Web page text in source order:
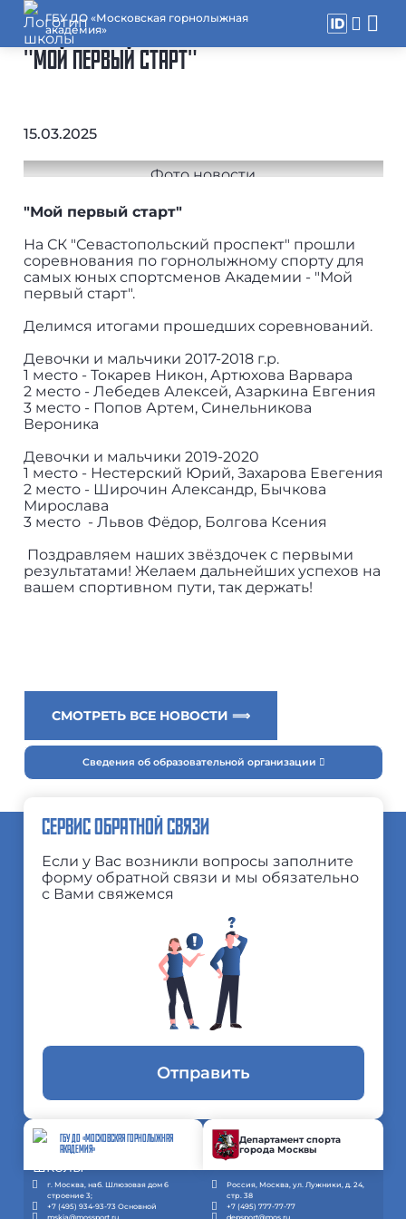
ГБУ ДО «Московская горнолыжная
академия»
"МОЙ ПЕРВЫЙ СТАРТ"
15.03.2025
"Мой первый старт"
На СК "Севастопольский проспект" прошли
соревнования по горнолыжному спорту для
самых юных спортсменов Академии - "Мой
первый старт".
Делимся итогами прошедших соревнований.
Девочки и мальчики 2017-2018 г.р.
1 место - Токарев Никон, Артюхова Варвара
2 место - Лебедев Алексей, Азаркина Евгения
3 место - Попов Артем, Синельникова
Вероника
Девочки и мальчики 2019-2020
1 место - Нестерский Юрий, Захарова Евегения
2 место - Широчин Александр, Бычкова
Мирослава
3 место - Львов Фёдор, Болгова Ксения
Поздравляем наших звёздочек с первыми
результатами! Желаем дальнейших успехов на
вашем спортивном пути, так держать!
СМОТРЕТЬ ВСЕ НОВОСТИ ⟹
Сведения об образовательной организации
СЕРВИС ОБРАТНОЙ СВЯЗИ
Если у Вас возникли вопросы заполните
форму обратной связи и мы обязательно
с Вами свяжемся
Отправить
ГБУ ДО «МОСКОВСКАЯ ГОРНОЛЫЖНАЯ
АКАДЕМИЯ»
г. Москва, наб. Шлюзовая дом 6
строение 3;
+7 (495) 934-93-73 Основной
Департамент спорта
города Москвы
Россия, Москва, ул. Лужники, д. 24,
стр. 38
+7 (495) 777-77-77